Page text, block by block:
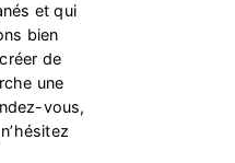
et qui
bien
de
une
vous,